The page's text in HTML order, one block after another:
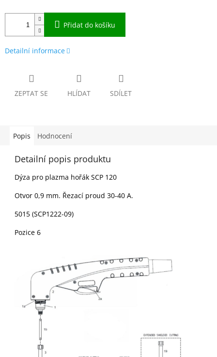
Přidat do košíku
Detailní informace
ZEPTAT SE HLÍDAT SDÍLET
Popis Hodnocení
Detailní popis produktu
Dýza pro plazma hořák SCP 120
Otvor 0,9 mm. Řezací proud 30-40 A.
5015 (SCP1222-09)
Pozice 6